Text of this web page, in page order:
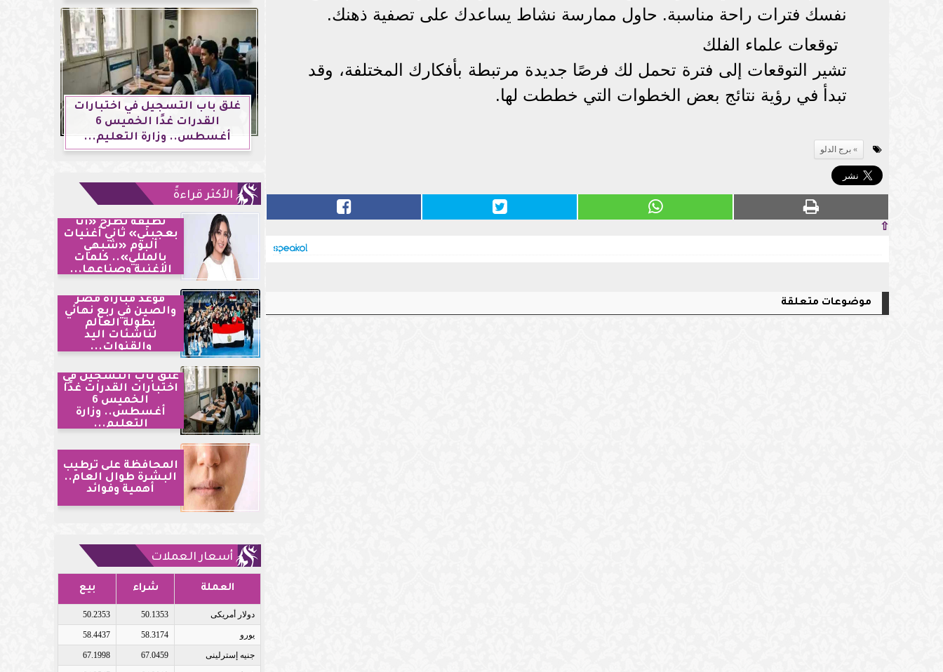
نفسك فترات راحة مناسبة. حاول ممارسة نشاط يساعدك على تصفية ذهنك.
توقعات علماء الفلك
تشير التوقعات إلى فترة تحمل لك فرصًا جديدة مرتبطة بأفكارك المختلفة، وقد
تبدأ في رؤية نتائج بعض الخطوات التي خططت لها.
برج الدلو
⇧
موضوعات متعلقة
غلق باب التسجيل في اختبارات
القدرات غدًا الخميس 6
أغسطس.. وزارة التعليم...
الأكثر قراءةً
لطيفة تطرح «أنا
بعجبني» ثاني أغنيات
ألبوم «شبهي
بالمللي».. كلمات
الأغنية وصناعها...
موعد مباراة مصر
والصين في ربع نهائي
بطولة العالم
لناشئات اليد
والقنوات...
غلق باب التسجيل في
اختبارات القدرات غدًا
الخميس 6
أغسطس.. وزارة
التعليم...
المحافظة على ترطيب
البشرة طوال العام..
أهمية وفوائد
أسعار العملات
العملة شراء بيع
دولار أمريكى 50.1353
50.2353
يورو 58.3174
58.4437
جنيه إسترلينى 67.0459
67.1998